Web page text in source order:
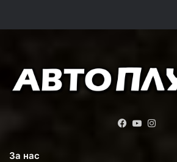
Facebook
YouTube
За нас